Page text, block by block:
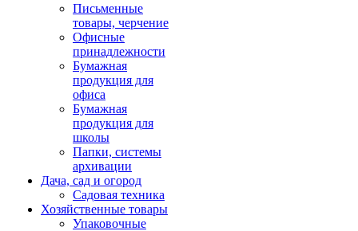
Письменные
товары, черчение
Офисные
принадлежности
Бумажная
продукция для
офиса
Бумажная
продукция для
школы
Папки, системы
архивации
Дача, сад и огород
Садовая техника
Хозяйственные товары
Упаковочные